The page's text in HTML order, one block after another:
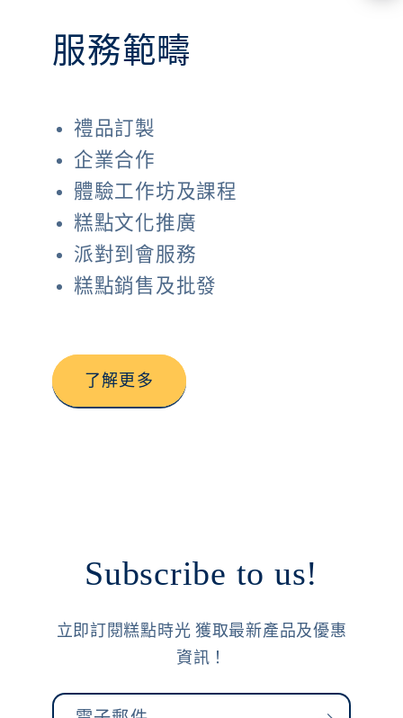
服務範疇
禮品訂製
企業合作
體驗工作坊及課程
糕點文化推廣
派對到會服務
糕點銷售及批發
了解更多
Subscribe to us!
立即訂閱糕點時光 獲取最新產品及優惠
資訊！